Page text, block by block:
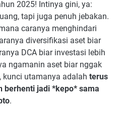
2025! Intinya gini, ya:
tapi juga penuh jebakan.
caranya menghindari
diversifikasi aset biar
DCA biar investasi lebih
ngamanin aset biar nggak
kunci utamanya adalah terus
berhenti jadi *kepo* sama
.